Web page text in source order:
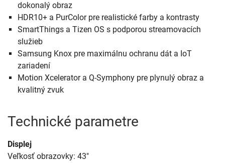
dokonalý obraz
HDR10+ a PurColor pre realistické farby a kontrasty
SmartThings a Tizen OS s podporou streamovacích
služieb
Samsung Knox pre maximálnu ochranu dát a IoT
zariadení
Motion Xcelerator a Q-Symphony pre plynulý obraz a
kvalitný zvuk
Technické parametre
Displej
Veľkosť obrazovky: 43"